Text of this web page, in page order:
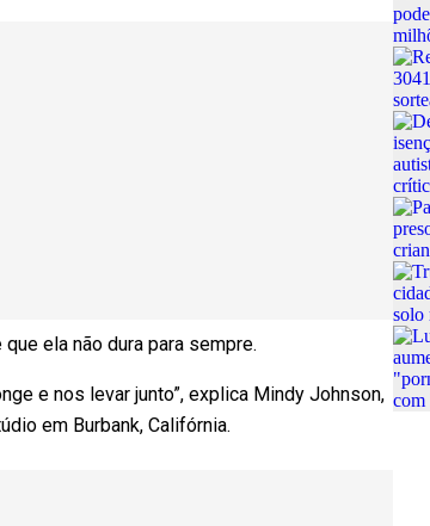
ela não dura para sempre.
e nos levar junto”, explica Mindy Johnson,
em Burbank, Califórnia.